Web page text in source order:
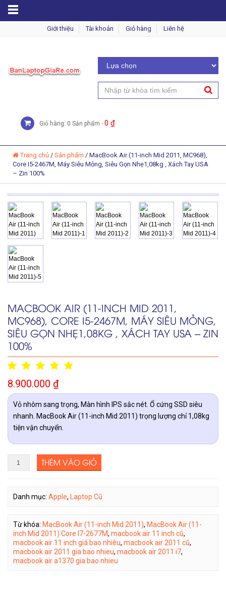
Giới thiệu Tài khoản Giỏ hàng Liên hệ
Giỏ hàng: 0 Sản phẩm - 0 ₫
Trang chủ / Sản phẩm / MacBook Air (11-inch Mid 2011, MC968),
Core I5-2467M, Máy Siêu Mỏng, Siêu Gọn Nhẹ1,08kg , Xách Tay USA
– Zin 100%
MACBOOK AIR (11-INCH MID 2011,
MC968), CORE I5-2467M, MÁY SIÊU MỎNG,
SIÊU GỌN NHẸ1,08KG , XÁCH TAY USA – ZIN
100%
8.900.000 ₫
Vỏ nhôm sang trọng, Màn hình IPS sắc nét. Ổ cứng SSD siêu
nhanh. MacBook Air (11-inch Mid 2011) trọng lượng chỉ 1,08kg
tiện vận chuyển.
THÊM VÀO GIỎ
Danh mục: Apple, Laptop Cũ
Từ khóa: MacBook Air (11-inch Mid 2011), MacBook Air (11-
inch Mid 2011) Core I7-2677M, macbook air 11 inch cũ,
macbook air 11 inch giá bao nhiêu, macbook air 2011 cũ,
macbook air 2011 gia bao nhieu, macbook air 2011 i7,
macbook air a1370 gia bao nhieu